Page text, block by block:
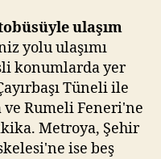
ulaşım
yolu ulaşımı
konumlarda yer
Tüneli ile
ve Rumeli Feneri'ne
Metroya, Şehir
ise beş